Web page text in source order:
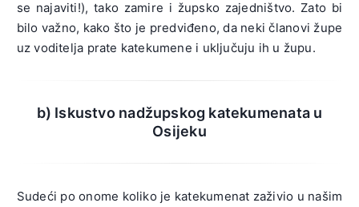
se najaviti!), tako zamire i župsko zajedništvo. Zato bi
bilo važno, kako što je predviđeno, da neki članovi župe
uz voditelja prate katekumene i uključuju ih u župu.
b) Iskustvo nadžupskog katekumenata u
Osijeku
Sudeći po onome koliko je katekumenat zaživio u našim